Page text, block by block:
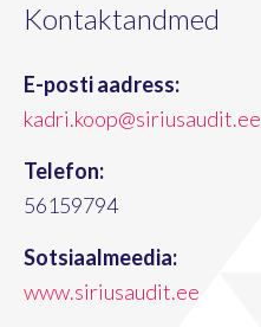
Kontaktandmed
E-posti aadress:
kadri.koop@siriusaudit.ee
Telefon:
56159794
Sotsiaalmeedia:
www.siriusaudit.ee